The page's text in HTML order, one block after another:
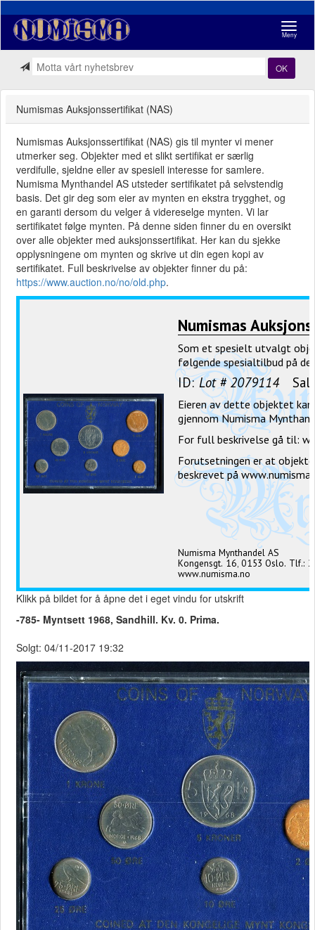
Meny
OK
Numismas Auksjonssertifikat (NAS)
Numismas Auksjonssertifikat (NAS) gis til mynter vi mener
utmerker seg. Objekter med et slikt sertifikat er særlig
verdifulle, sjeldne eller av spesiell interesse for samlere.
Numisma Mynthandel AS utsteder sertifikatet på selvstendig
basis. Det gir deg som eier av mynten en ekstra trygghet, og
en garanti dersom du velger å videreselge mynten. Vi lar
sertifikatet følge mynten. På denne siden finner du en oversikt
over alle objekter med auksjonssertifikat. Her kan du sjekke
opplysningene om mynten og skrive ut din egen kopi av
sertifikatet. Full beskrivelse av objekter finner du på:
https://www.auction.no/no/old.php.
Klikk på bildet for å åpne det i eget vindu for utskrift
-785- Myntsett 1968, Sandhill. Kv. 0. Prima.
Solgt: 04/11-2017 19:32